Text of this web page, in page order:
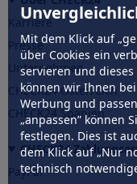
Mit dem Klick auf
über Cookies ein
servieren und
können wir Ihnen
Werbung und
„anpassen” können
festlegen. Dies ist
dem Klick auf „Nur
technisch
Karriere
Presse
Unternehmen
CHECK24 Österreich
CHECK24 Spanien
CHECK24
PayPal